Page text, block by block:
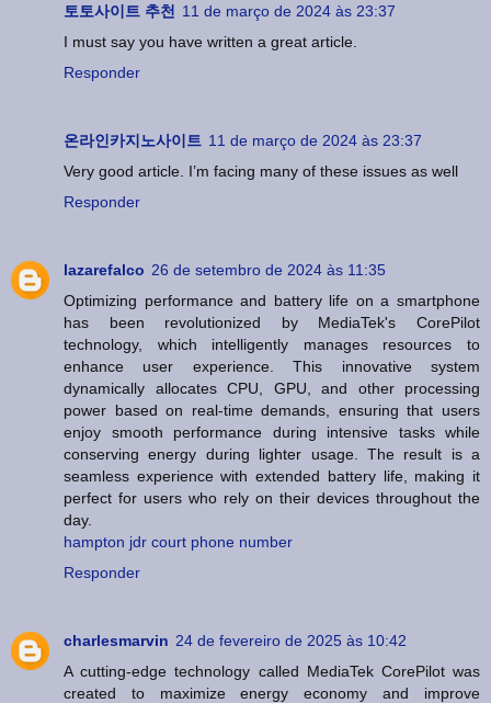
토토사이트 추천 11 de março de 2024 às 23:37
I must say you have written a great article.
Responder
온라인카지노사이트 11 de março de 2024 às 23:37
Very good article. I’m facing many of these issues as well
Responder
lazarefalco 26 de setembro de 2024 às 11:35
Optimizing performance and battery life on a smartphone
has been revolutionized by MediaTek's CorePilot
technology, which intelligently manages resources to
enhance user experience. This innovative system
dynamically allocates CPU, GPU, and other processing
power based on real-time demands, ensuring that users
enjoy smooth performance during intensive tasks while
conserving energy during lighter usage. The result is a
seamless experience with extended battery life, making it
perfect for users who rely on their devices throughout the
day.
hampton jdr court phone number
Responder
charlesmarvin 24 de fevereiro de 2025 às 10:42
A cutting-edge technology called MediaTek CorePilot was
created to maximize energy economy and improve